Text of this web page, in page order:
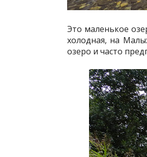
Это маленькое
холодная, на
озеро и часто